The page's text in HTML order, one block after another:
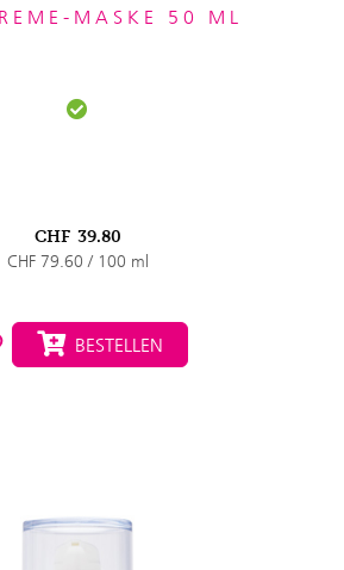
MASKE 50 ML
CHF 39.80
CHF 79.60 / 100 ml
BESTELLEN